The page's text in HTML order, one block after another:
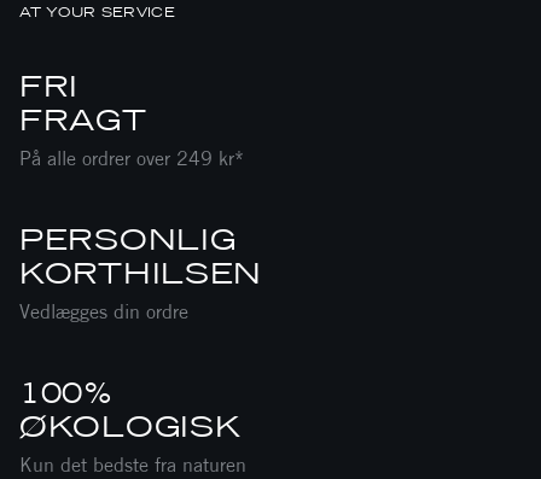
AT YOUR SERVICE
FRI
FRAGT
På alle ordrer over 249 kr*
PERSONLIG
KORTHILSEN
Vedlægges din ordre
100%
ØKOLOGISK
Kun det bedste fra naturen